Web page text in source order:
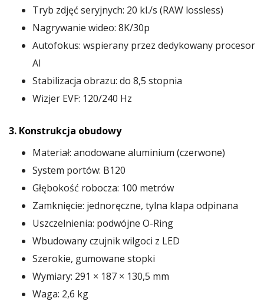
Tryb zdjęć seryjnych: 20 kl./s (RAW lossless)
Nagrywanie wideo: 8K/30p
Autofokus: wspierany przez dedykowany procesor
AI
Stabilizacja obrazu: do 8,5 stopnia
Wizjer EVF: 120/240 Hz
3. Konstrukcja obudowy
Materiał: anodowane aluminium (czerwone)
System portów: B120
Głębokość robocza: 100 metrów
Zamknięcie: jednoręczne, tylna klapa odpinana
Uszczelnienia: podwójne O-Ring
Wbudowany czujnik wilgoci z LED
Szerokie, gumowane stopki
Wymiary: 291 × 187 × 130,5 mm
Waga: 2,6 kg